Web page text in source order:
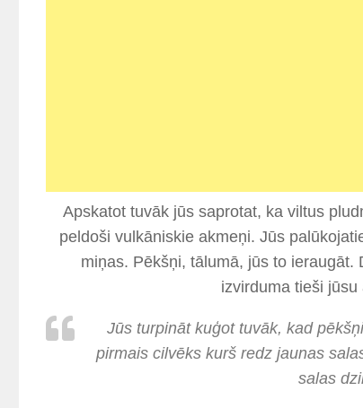
Apskatot tuvāk jūs saprotat, ka viltus
peldoši vulkāniskie akmeņi. Jūs
miņas. Pēkšņi, tālumā, jūs to ieraugāt.
izvirduma tieši jūsu
Jūs turpināt kuģot tuvāk, kad
pirmais cilvēks kurš redz jaunas
salas